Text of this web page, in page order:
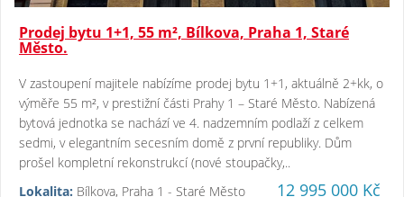
Prodej bytu 1+1, 55 m², Bílkova, Praha 1, Staré
Město.
V zastoupení majitele nabízíme prodej bytu 1+1, aktuálně 2+kk, o
výměře 55 m², v prestižní části Prahy 1 – Staré Město. Nabízená
bytová jednotka se nachází ve 4. nadzemním podlaží z celkem
sedmi, v elegantním secesním domě z první republiky. Dům
prošel kompletní rekonstrukcí (nové stoupačky,..
Lokalita: Bílkova, Praha 1 - Staré Město 12 995 000 Kč